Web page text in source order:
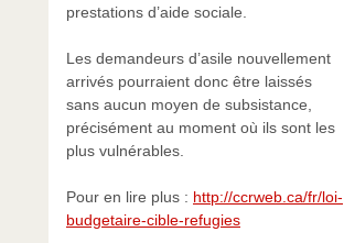
prestations d’aide sociale.
Les demandeurs d’asile nouvellement
arrivés pourraient donc être laissés
sans aucun moyen de subsistance,
précisément au moment où ils sont les
plus vulnérables.
Pour en lire plus : http://ccrweb.ca/fr/loi-
budgetaire-cible-refugies